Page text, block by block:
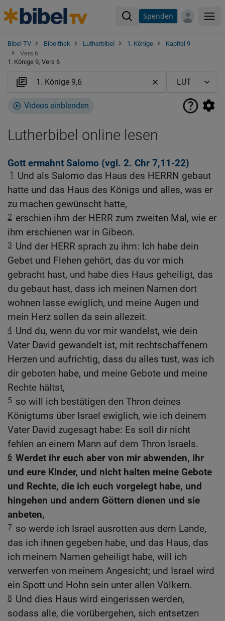
Spenden
Bibel TV Bibelthek Lutherbibel 1. Könige
Kapitel 9
Vers 6
1. Könige 9, Vers 6
Videos einblenden
Lutherbibel online lesen
Gott ermahnt Salomo (vgl. 2. Chr 7,11-22)
1
Und als Salomo das Haus des HERRN gebaut
hatte und das Haus des Königs und alles, was er
zu machen gewünscht hatte,
2 erschien ihm der HERR zum zweiten Mal, wie er
ihm erschienen war in Gibeon.
3 Und der HERR sprach zu ihm: Ich habe dein
Gebet und Flehen gehört, das du vor mich
gebracht hast, und habe dies Haus geheiligt, das
du gebaut hast, dass ich meinen Namen dort
wohnen lasse ewiglich, und meine Augen und
mein Herz sollen da sein allezeit.
4 Und du, wenn du vor mir wandelst, wie dein
Vater David gewandelt ist, mit rechtschaffenem
Herzen und aufrichtig, dass du alles tust, was ich
dir geboten habe, und meine Gebote und meine
Rechte hältst,
5 so will ich bestätigen den Thron deines
Königtums über Israel ewiglich, wie ich deinem
Vater David zugesagt habe: Es soll dir nicht
fehlen an einem Mann auf dem Thron Israels.
6 Werdet ihr euch aber von mir abwenden, ihr
und eure Kinder, und nicht halten meine Gebote
und Rechte, die ich euch vorgelegt habe, und
hingehen und andern Göttern dienen und sie
anbeten,
7 so werde ich Israel ausrotten aus dem Lande,
das ich ihnen gegeben habe, und das Haus, das
ich meinem Namen geheiligt habe, will ich
verwerfen von meinem Angesicht; und Israel wird
ein Spott und Hohn sein unter allen Völkern.
8 Und dies Haus wird eingerissen werden,
sodass alle, die vorübergehen, sich entsetzen